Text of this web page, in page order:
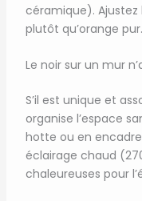
céramique). Ajustez
plutôt qu’orange pur.
Le noir sur un mur
S’il est unique et
organise l’espace
hotte ou en
éclairage chaud
chaleureuses pour